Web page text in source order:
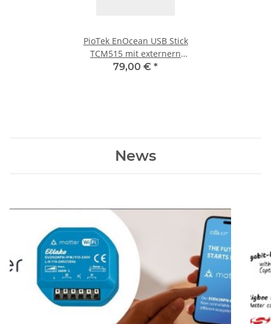
PioTek EnOcean USB Stick
TCM515 mit externern
Antenne 868MHz
79,00 € *
News